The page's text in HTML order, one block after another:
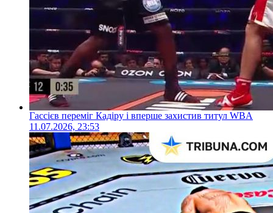
Гассієв переміг Кадіру і вперше захистив титул WBA
11.07.2026, 23:53